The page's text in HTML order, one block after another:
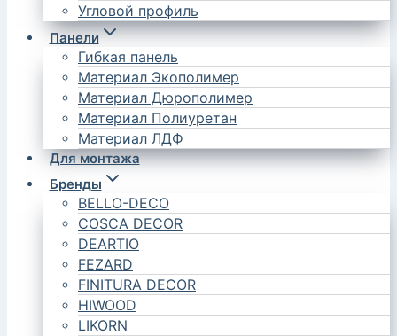
Угловой профиль
Панели
Гибкая панель
Материал Экополимер
Материал Дюрополимер
Материал Полиуретан
Материал ЛДФ
Для монтажа
Бренды
BELLO-DECO
COSCA DECOR
DEARTIO
FEZARD
FINITURA DECOR
HIWOOD
LIKORN